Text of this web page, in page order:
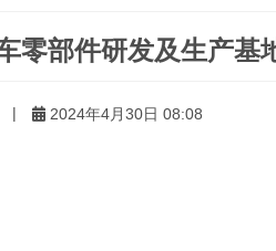
零部件研发及生产基
| 2024年4月30日 08:08